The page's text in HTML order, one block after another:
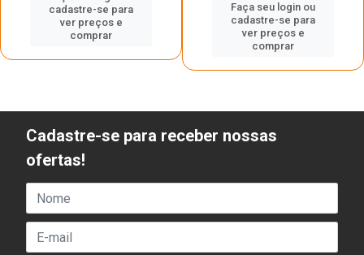
cadastre-se para
ver preços e
comprar
Faça seu login ou
cadastre-se para
ver preços e
comprar
Cadastre-se para receber nossas
ofertas!